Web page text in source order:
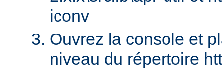
iconv
Ouvrez la console et
niveau du répertoire